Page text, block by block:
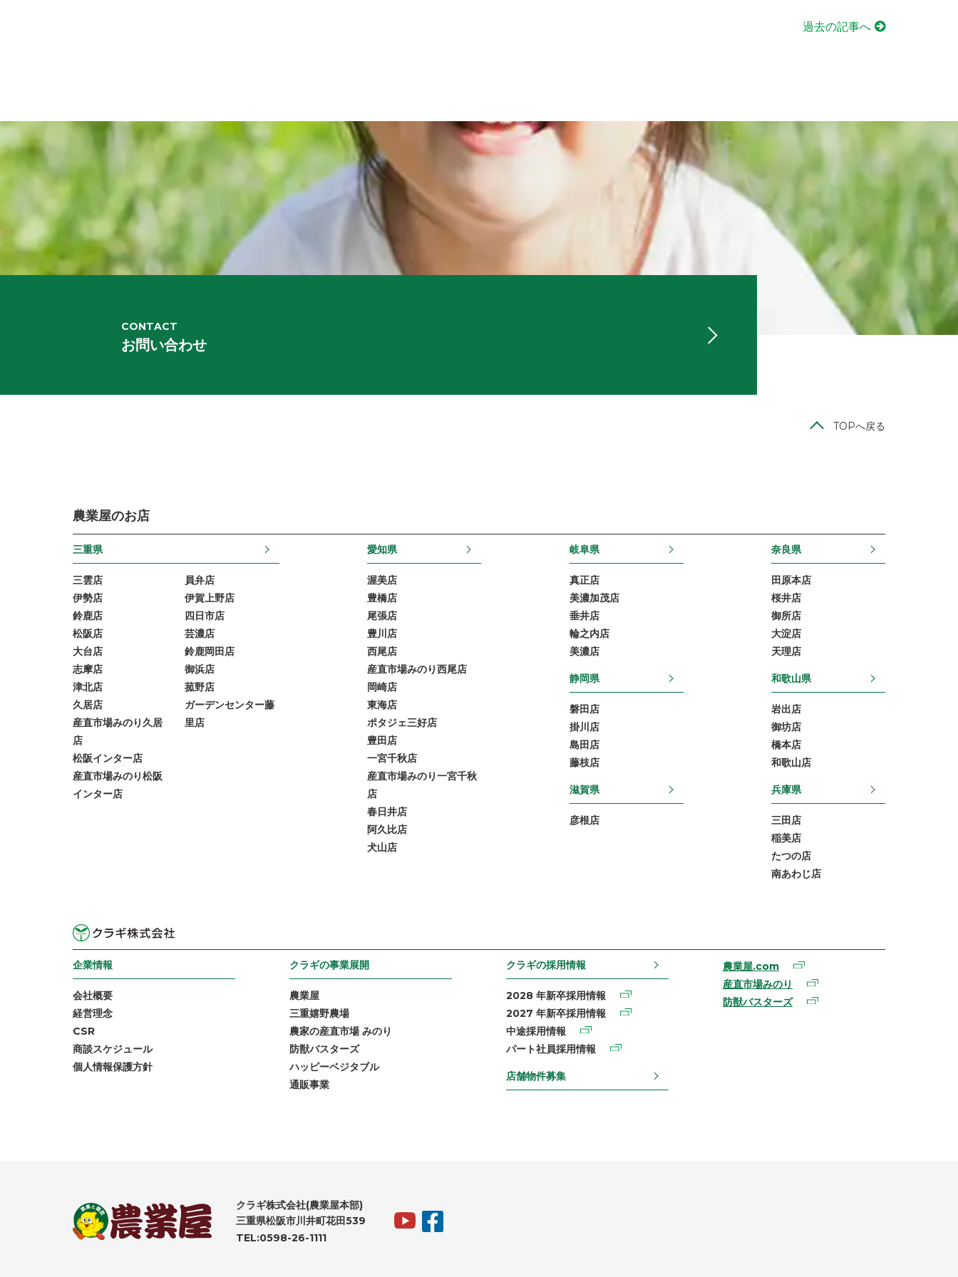
過去の記事へ
CONTACT
お問い合わせ
TOPへ戻る
農業屋のお店
三重県
三雲店
伊勢店
鈴鹿店
松阪店
大台店
志摩店
津北店
久居店
産直市場みのり久居
店
松阪インター店
産直市場みのり松阪
インター店
員弁店
伊賀上野店
四日市店
芸濃店
鈴鹿岡田店
御浜店
菰野店
ガーデンセンター藤
里店
愛知県
渥美店
豊橋店
尾張店
豊川店
西尾店
産直市場みのり西尾店
岡崎店
東海店
ポタジェ三好店
豊田店
一宮千秋店
産直市場みのり一宮千秋
店
春日井店
阿久比店
犬山店
岐阜県
真正店
美濃加茂店
垂井店
輪之内店
美濃店
静岡県
磐田店
掛川店
島田店
藤枝店
滋賀県
彦根店
奈良県
田原本店
桜井店
御所店
大淀店
天理店
和歌山県
岩出店
御坊店
橋本店
和歌山店
兵庫県
三田店
稲美店
たつの店
南あわじ店
企業情報
会社概要
経営理念
CSR
商談スケジュール
個人情報保護方針
クラギの事業展開
農業屋
三重嬉野農場
農家の産直市場 みのり
防獣バスターズ
ハッピーベジタブル
通販事業
クラギの採用情報
2028 年新卒採用情報
2027 年新卒採用情報
中途採用情報
パート社員採用情報
店舗物件募集
農業屋.com
産直市場みのり
防獣バスターズ
クラギ株式会社(農業屋本部)
三重県松阪市川井町花田539
TEL:0598-26-1111